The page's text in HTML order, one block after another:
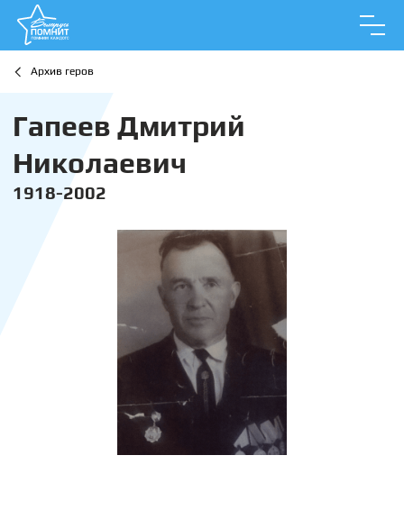
Архив геров
Гапеев Дмитрий
Николаевич
1918-2002